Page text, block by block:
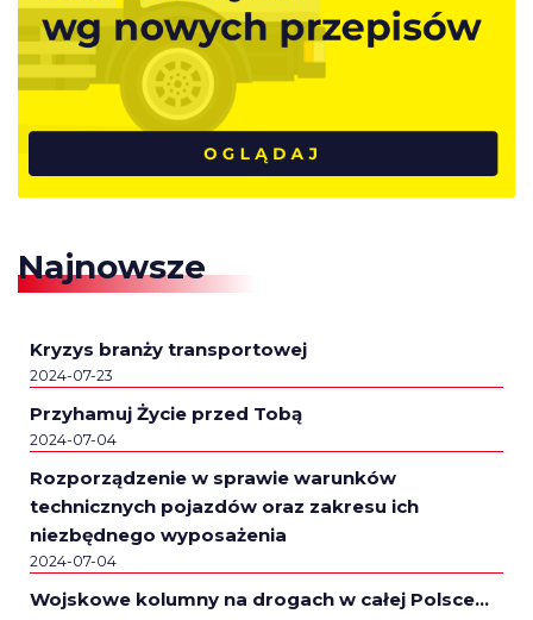
Najnowsze
Kryzys branży transportowej
2024-07-23
Przyhamuj Życie przed Tobą
2024-07-04
Rozporządzenie w sprawie warunków
technicznych pojazdów oraz zakresu ich
niezbędnego wyposażenia
2024-07-04
Wojskowe kolumny na drogach w całej Polsce…